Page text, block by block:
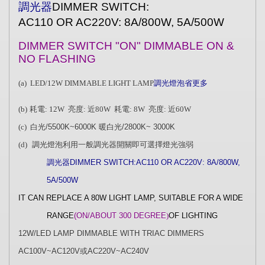
調光器DIMMER SWITCH:
AC110 OR AC220V: 8A/800W, 5A/500W
DIMMER SWITCH "ON" DIMMABLE ON &
NO FLASHING
(a) LED/12W DIMMABLE LIGHT LAMP調光燈泡省更多
(b) 耗電: 12W 亮度: 近80W 耗電: 8W 亮度: 近60W
(c) 白光/5500K~6000K 暖白光/2800K~ 3000K
(d) 調光燈泡利用一般調光器開關即可選擇燈光強弱
調光器DIMMER SWITCH:AC110 OR AC220V: 8A/800W,
5A/500W
IT CAN REPLACE A 80W LIGHT LAMP, SUITABLE FOR A WIDE
RANGE(ON/ABOUT 300 DEGREE)OF LIGHTING
12W/LED LAMP DIMMABLE WITH TRIAC DIMMERS
AC100V~AC120V或AC220V~AC240V